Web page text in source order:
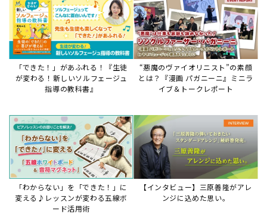
「できた！」があふれる！『生徒
が変わる！新しいソルフェージュ
指導の教科書』
“悪魔のヴァイオリニスト”の素顔
とは？『漫画 パガニーニ』ミニラ
イブ＆トークレポート
「わからない」を「できた！」に
変える♪レッスンが変わる五線ボ
ード活用術
【インタビュー】三原善隆がアレ
ンジに込めた思い。